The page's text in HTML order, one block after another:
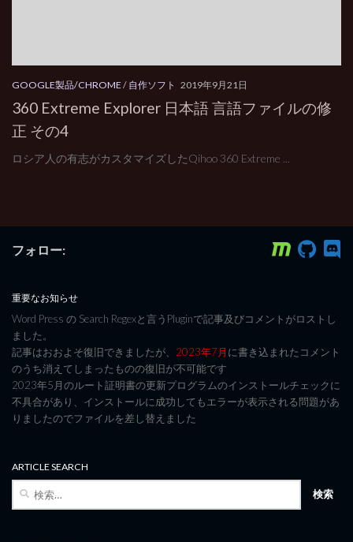
GOOGLE製品/CHROME/ 自作ソフト 2019年9月21日
360 Extreme Explorer 日本語 言語ファイルの修
正 その4
ロシア人の有志がカスタマイズしたQihoo 360 Extreme ...
フォロー:
重要なお知らせ
Word Press の Search Regexと言うPluginで記事及びコメントがロストし
ました。
記事はおおよそ復旧できましたが、 2023年7月に書き込まれたコメント
のうち消えてしまったものの復旧が不可能です
2023年5月のルート証明書の更新プログラムのインストールチェックに
不具合があり、インストールに成功してもエラーが表示される問題があ
りましたのでファイルを差し替えました
ARTICLE SEARCH